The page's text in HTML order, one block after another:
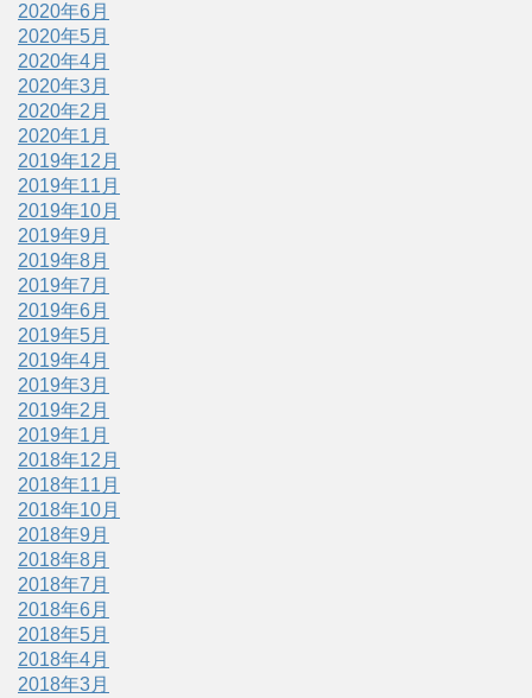
2020年6月
2020年5月
2020年4月
2020年3月
2020年2月
2020年1月
2019年12月
2019年11月
2019年10月
2019年9月
2019年8月
2019年7月
2019年6月
2019年5月
2019年4月
2019年3月
2019年2月
2019年1月
2018年12月
2018年11月
2018年10月
2018年9月
2018年8月
2018年7月
2018年6月
2018年5月
2018年4月
2018年3月